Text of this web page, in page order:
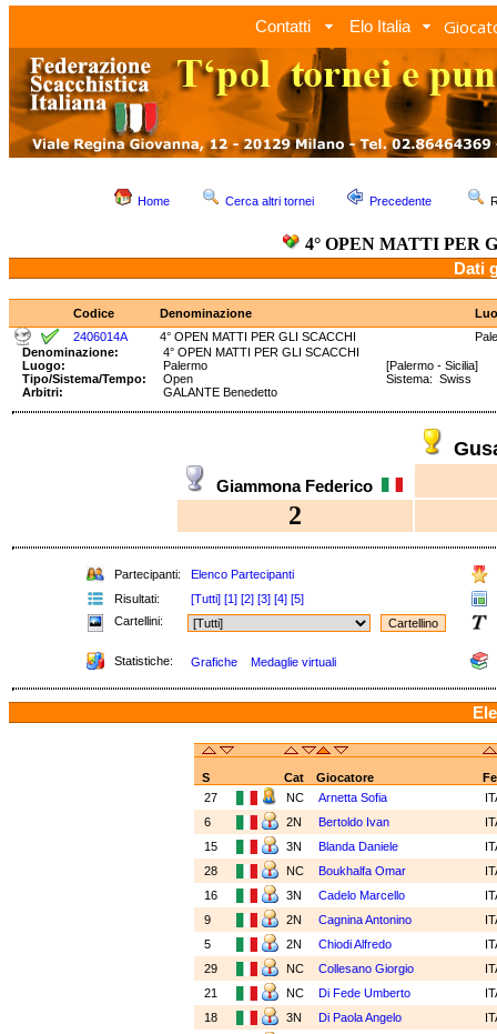
Contatti Elo Italia
Home Cerca altri tornei Precedente
4° OPEN MATTI PER
Dati
Codice Denominazione
2406014A
4° OPEN MATTI PER GLI SCACCHI
Denominazione:
4° OPEN MATTI PER GLI SCACCHI
Luogo:
Palermo
[Palermo - Sicilia]
Tipo/Sistema/Tempo:
Open
Sistema: Swiss
Arbitri:
GALANTE Benedetto
Giammona Federico
2
Partecipanti: Elenco Partecipanti
Risultati:
[Tutti] [1] [2] [3] [4] [5]
Cartellini:
Statistiche: Grafiche Medaglie virtuali
S Cat Giocatore
27
NC Arnetta Sofia
6
2N Bertoldo Ivan
15
3N Blanda Daniele
28
NC Boukhalfa Omar
16
3N Cadelo Marcello
9
2N Cagnina Antonino
5
2N Chiodi Alfredo
29
NC Collesano Giorgio
21
NC Di Fede Umberto
18
3N Di Paola Angelo